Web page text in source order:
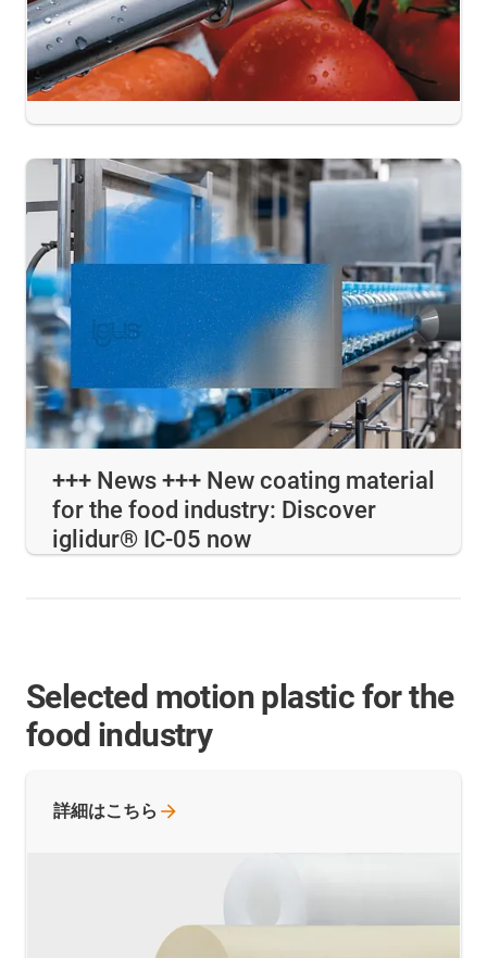
+++ News +++ New coating material
for the food industry: Discover
iglidur® IC-05 now
Selected motion plastic for the
food industry
詳細はこちら